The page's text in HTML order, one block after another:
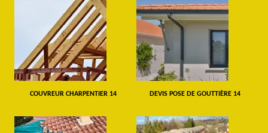
COUVREUR CHARPENTIER 14 DEVIS POSE DE GOUTTIÈRE 14